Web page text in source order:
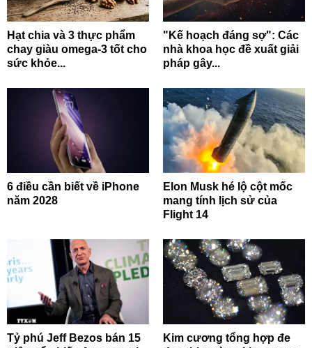
Hạt chia và 3 thực phẩm
chay giàu omega-3 tốt cho
sức khỏe...
"Kế hoạch đáng sợ": Các
nhà khoa học đề xuất giải
pháp gây...
6 điều cần biết về iPhone
năm 2028
Elon Musk hé lộ cột mốc
mang tính lịch sử của
Flight 14
Tỷ phú Jeff Bezos bán 15
Kim cương tổng hợp đe